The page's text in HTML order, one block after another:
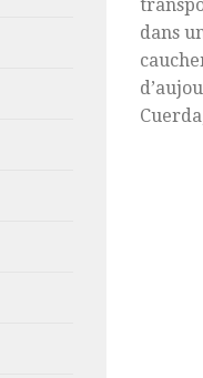
dans